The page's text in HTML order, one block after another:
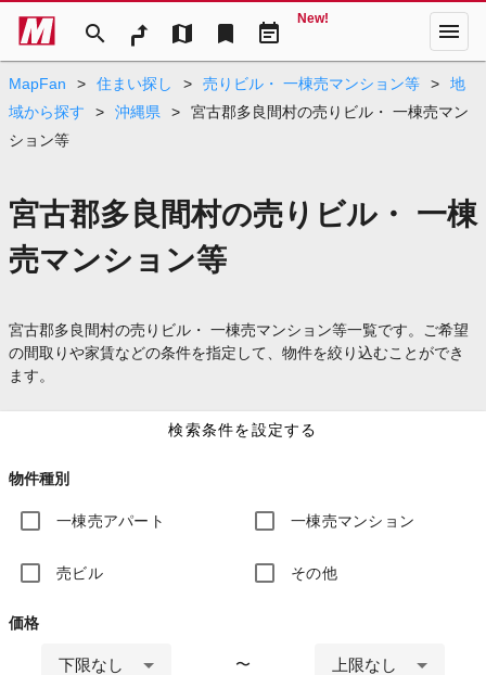
search map bookmark event_note
New! menu
MapFan > 住まい探し > 売りビル・ 一棟売マンション等 >
地
域から探す
> 沖縄県 >
宮古郡多良間村の売りビル・ 一棟売マン
ション等
宮古郡多良間村の売りビル・ 一棟
売マンション等
宮古郡多良間村の売りビル・ 一棟売マンション等一覧です。ご希望
の間取りや家賃などの条件を指定して、物件を絞り込むことができ
ます。
検索条件を設定する
物件種別
一棟売アパート 一棟売マンション
売ビル その他
価格
下限なし 〜 上限なし